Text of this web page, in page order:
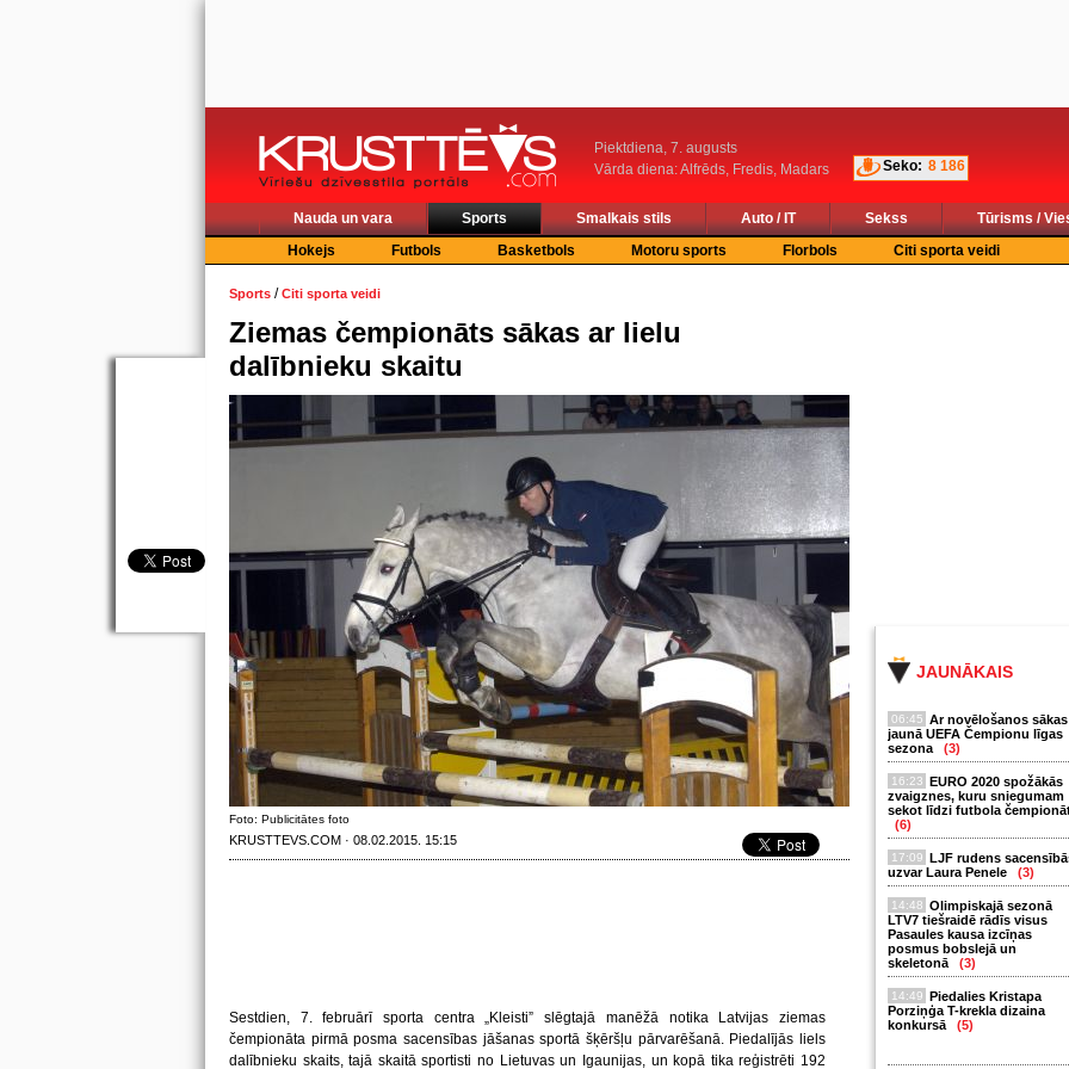
Piektdiena, 7. augusts
Vārda diena: Alfrēds, Fredis, Madars
Seko: 8 186
Nauda un vara Sports Smalkais stils Auto / IT Sekss
Tūrisms /
Hokejs
Futbols Basketbols Motoru sports Florbols Citi sporta veidi
JAUNĀKAIS
06:45 Ar novēlošanos sākas
jaunā UEFA Čempionu līgas
sezona
(3)
16:23 EURO 2020 spožākās
zvaigznes, kuru sniegumam
sekot līdzi futbola
(6)
17:09 LJF rudens
uzvar Laura Penele
(3)
14:48 Olimpiskajā sezonā
LTV7 tiešraidē rādīs visus
Pasaules kausa izcīņas
posmus bobslejā un
skeletonā
(3)
14:49 Piedalies Kristapa
Porziņģa T-krekla dizaina
konkursā
(5)
Sports /Citi sporta veidi
Ziemas čempionāts sākas ar lielu
dalībnieku skaitu
Foto: Publicitātes foto
KRUSTTEVS.COM · 08.02.2015. 15:15
Sestdien, 7. februārī sporta centra „Kleisti” slēgtajā manēžā notika Latvijas ziemas
čempionāta pirmā posma sacensības jāšanas sportā šķēršļu pārvarēšanā. Piedalījās liels
dalībnieku skaits, tajā skaitā sportisti no Lietuvas un Igaunijas, un kopā tika reģistrēti 192